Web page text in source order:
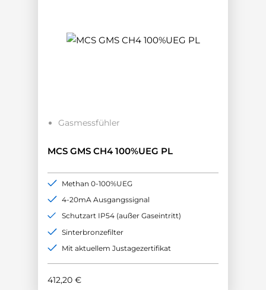
Gasmessfühler
MCS GMS CH4 100%UEG PL
412,20 €
Methan 0-100%UEG
4-20mA Ausgangssignal
Schutzart IP54 (außer Gaseintritt)
Sinterbronzefilter
Mit aktuellem Justagezertifikat